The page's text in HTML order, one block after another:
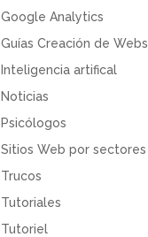
Google Analytics
Guías Creación de Webs
Inteligencia artifical
Noticias
Psicólogos
Sitios Web por sectores
Trucos
Tutoriales
Tutoriel